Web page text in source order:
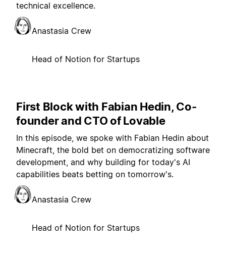
technical excellence.
Anastasia Crew
Head of Notion for Startups
First Block with Fabian Hedin, Co-
founder and CTO of Lovable
In this episode, we spoke with Fabian Hedin about
Minecraft, the bold bet on democratizing software
development, and why building for today's AI
capabilities beats betting on tomorrow's.
Anastasia Crew
Head of Notion for Startups